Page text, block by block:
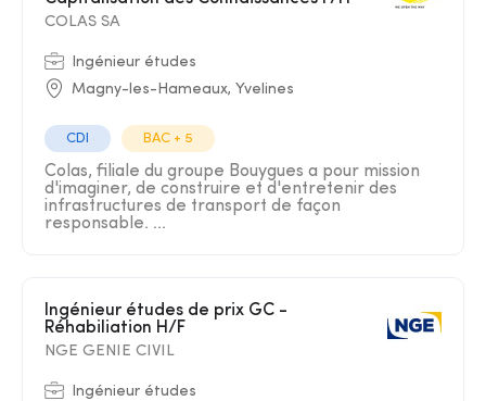
COLAS SA
Ingénieur études
Magny-les-Hameaux, Yvelines
CDI BAC + 5
Colas, filiale du groupe Bouygues a pour mission
d'imaginer, de construire et d'entretenir des
infrastructures de transport de façon
responsable. ...
Réhabiliation H/F
NGE GENIE CIVIL
Ingénieur études